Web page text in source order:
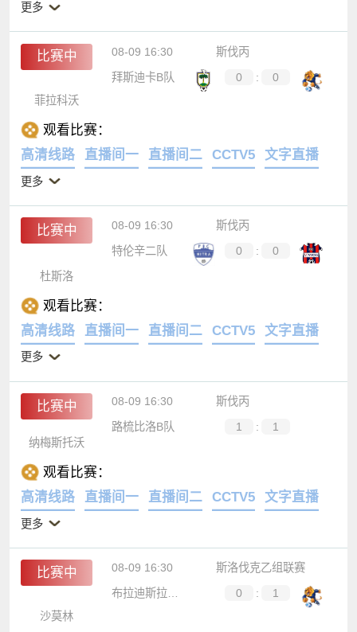
更多
比赛中 08-09 16:30
斯伐丙
拜斯迪卡B队
0 :
0
菲拉科沃
观看比赛：
高清线路
直播间一 直播间二 CCTV5 文字直播
更多
比赛中 08-09 16:30
斯伐丙
特伦辛二队
0 :
0
杜斯洛
观看比赛：
高清线路
直播间一 直播间二 CCTV5 文字直播
更多
比赛中 08-09 16:30
斯伐丙
路梳比洛B队
1 :
1
纳梅斯托沃
观看比赛：
高清线路
直播间一 直播间二 CCTV5 文字直播
更多
比赛中 08-09 16:30
斯洛伐克乙组联赛
布拉迪斯拉发B队
0 :
1
沙莫林